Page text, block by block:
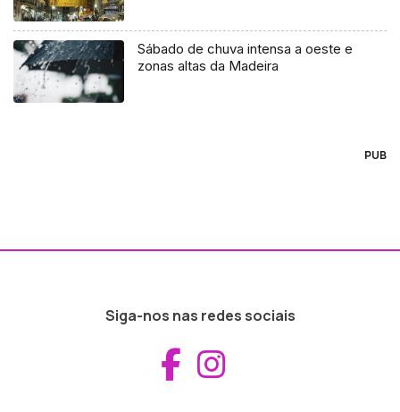
Sábado de chuva intensa a oeste e
zonas altas da Madeira
PUB
Siga-nos nas redes sociais
Aceder ao